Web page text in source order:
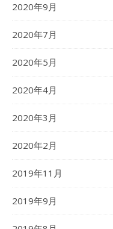
2020年9月
2020年7月
2020年5月
2020年4月
2020年3月
2020年2月
2019年11月
2019年9月